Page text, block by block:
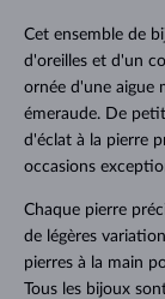
Cet ensemble de
d'oreilles et d'un
ornée d'une aigue
émeraude. De
d'éclat à la pierre
occasions
Chaque pierre
de légères
pierres à la main
Tous les bijoux